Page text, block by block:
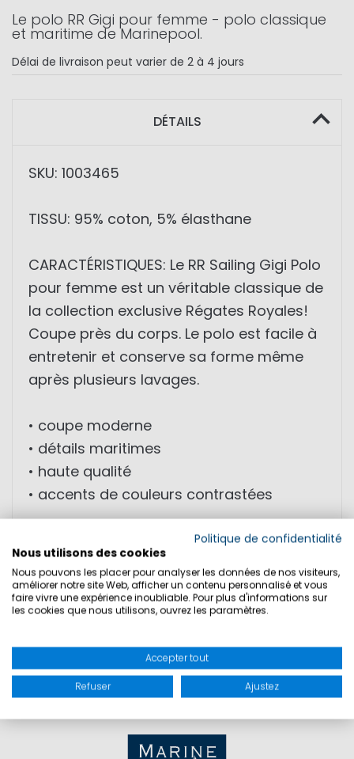
Le polo RR Gigi pour femme - polo classique
et maritime de Marinepool.
Délai de livraison peut varier de 2 à 4 jours
DÉTAILS
SKU: 1003465
TISSU: 95% coton, 5% élasthane
CARACTÉRISTIQUES: Le RR Sailing Gigi Polo
pour femme est un véritable classique de
la collection exclusive Régates Royales!
Coupe près du corps. Le polo est facile à
entretenir et conserve sa forme même
après plusieurs lavages.
• coupe moderne
• détails maritimes
• haute qualité
• accents de couleurs contrastées
TAILLES
SÉCURITÉ DU PRODUIT
Politique de confidentialité
Nous utilisons des cookies
Nous pouvons les placer pour analyser les données de nos visiteurs,
améliorer notre site Web, afficher un contenu personnalisé et vous
faire vivre une expérience inoubliable. Pour plus d'informations sur
les cookies que nous utilisons, ouvrez les paramètres.
Accepter tout
Refuser Ajustez